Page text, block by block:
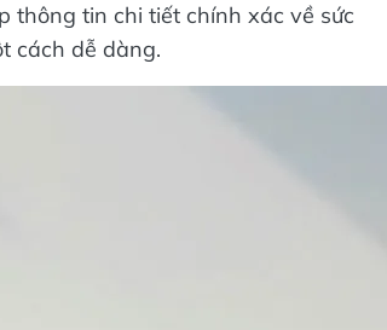
thông tin chi tiết chính xác về sức
cách dễ dàng.